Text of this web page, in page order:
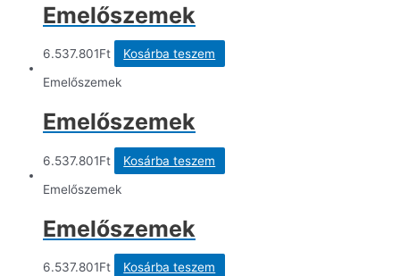
Emelőszemek
6.537.801Ft
Kosárba teszem
Emelőszemek
Emelőszemek
6.537.801Ft
Kosárba teszem
Emelőszemek
Emelőszemek
6.537.801Ft
Kosárba teszem